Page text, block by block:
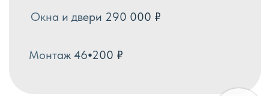
ПОСЛЕДНИЕ НОВОСТИ